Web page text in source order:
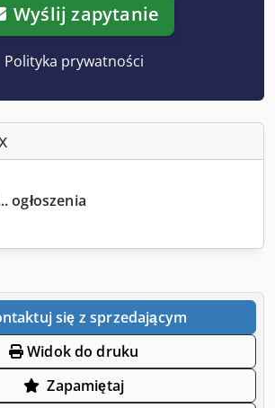
Wyślij zapytanie
Polityka prywatności
ogłoszenia
się z sprzedającym
Widok do druku
Zapamiętaj